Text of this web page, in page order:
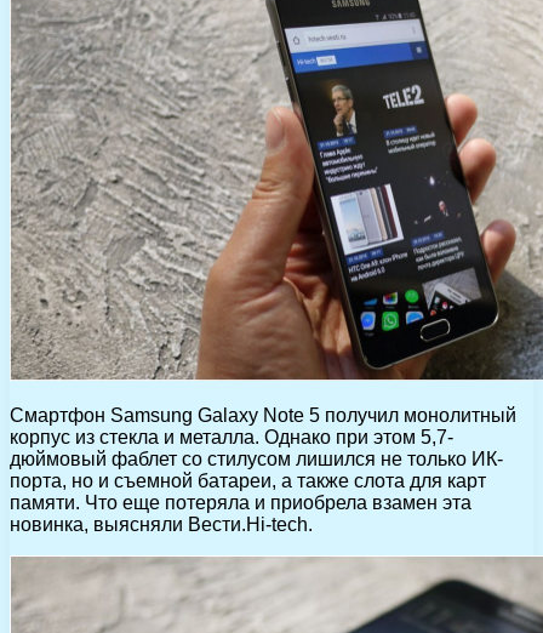
Смартфон Samsung Galaxy Note 5 получил монолитный
корпус из стекла и металла. Однако при этом 5,7-
дюймовый фаблет со стилусом лишился не только ИК-
порта, но и съемной батареи, а также слота для карт
памяти. Что еще потеряла и приобрела взамен эта
новинка, выясняли Вести.Hi-tech.